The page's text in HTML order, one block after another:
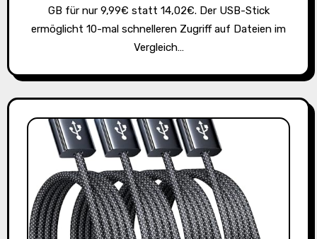
GB für nur 9,99€ statt 14,02€. Der USB-Stick
ermöglicht 10-mal schnelleren Zugriff auf Dateien im
Vergleich…